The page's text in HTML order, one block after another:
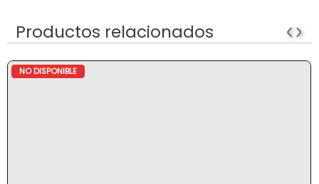
Productos relacionados
NO DISPONIBLE